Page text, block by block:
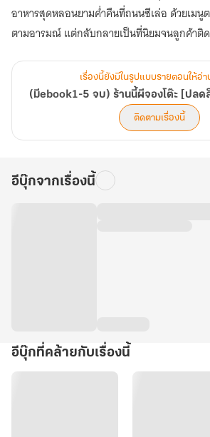
โต๊ะ
[ปลด
ล็อค
ฟรี
วัน
ละ
ตอน]
อาหารสุดหลอนยามค่ำคืนที่ถนนซีเล่อ ด้วยเมนูต
ตามอารมณ์ แต่กลับกลายเป็นที่นิยมจนลูกค้าติ
เรื่องนี้ยังมีในรูปแบบรายตอนให้อ่
ติดตามเรื่องนี้
อีบุ๊กจากเรื่องนี้
อีบุ๊กที่คล้ายกับเรื่องนี้